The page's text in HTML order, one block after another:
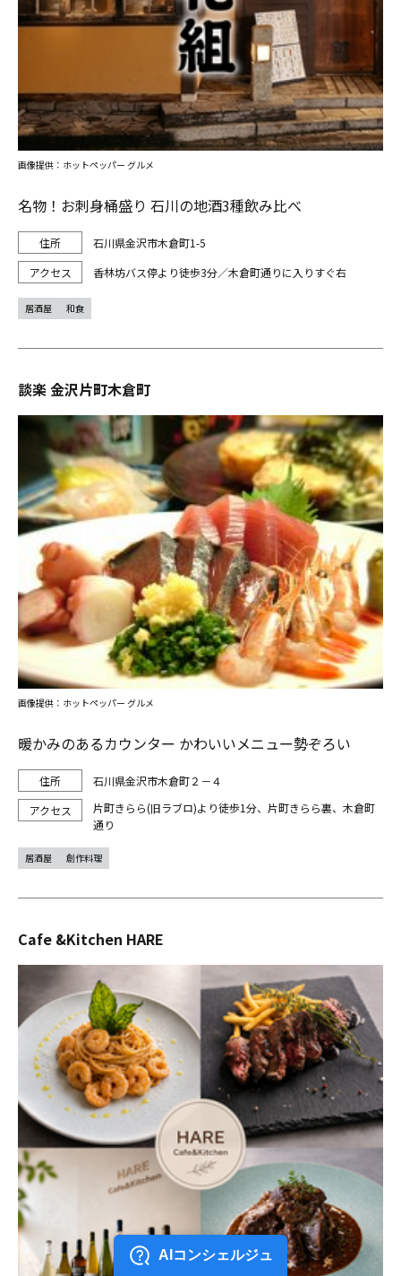
名物！お刺身桶盛り 石川の地酒3種飲み比べ
石川県金沢市木倉町1-5
香林坊バス停より徒歩3分／木倉町通りに入りすぐ右
画像提供：ホットペッパー グルメ
居酒屋 和食
談楽 金沢片町木倉町
暖かみのあるカウンター かわいいメニュー勢ぞろい
石川県金沢市木倉町２－４
片町きらら(旧ラブロ)より徒歩1分、片町きらら裏、木倉町
通り
画像提供：ホットペッパー グルメ
居酒屋 創作料理
Cafe &Kitchen HARE